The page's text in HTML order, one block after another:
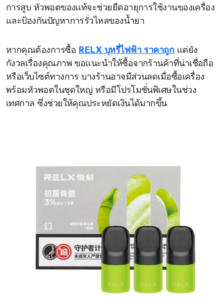
การสูบ หัวพอตของแท้จะช่วยยืดอายุการใช้งานของเครื่อง
และป้องกันปัญหาการรั่วไหลของน้ำยา
หากคุณต้องการซื้อ RELX บุหรี่ไฟฟ้า ราคาถูกแต่ยัง
กังวลเรื่องคุณภาพ ขอแนะนำให้ซื้อจากร้านค้าที่น่าเชื่อถือ
หรือเว็บไซต์ทางการ บางร้านอาจมีส่วนลดเมื่อซื้อเครื่อง
พร้อมหัวพอตในชุดใหญ่ หรือมีโปรโมชั่นพิเศษในช่วง
เทศกาล ซึ่งช่วยให้คุณประหยัดเงินได้มากขึ้น